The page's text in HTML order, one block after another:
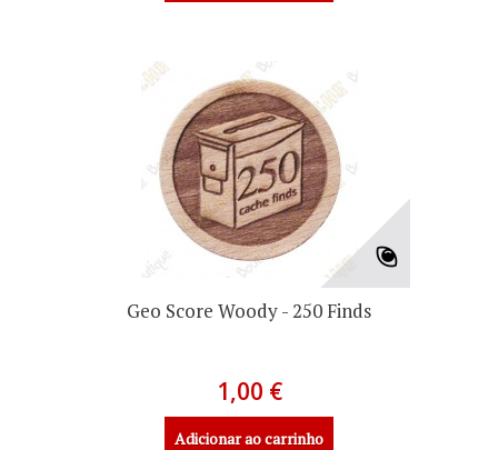
Geo Score Woody - 250 Finds
1,00 €
Adicionar ao carrinho